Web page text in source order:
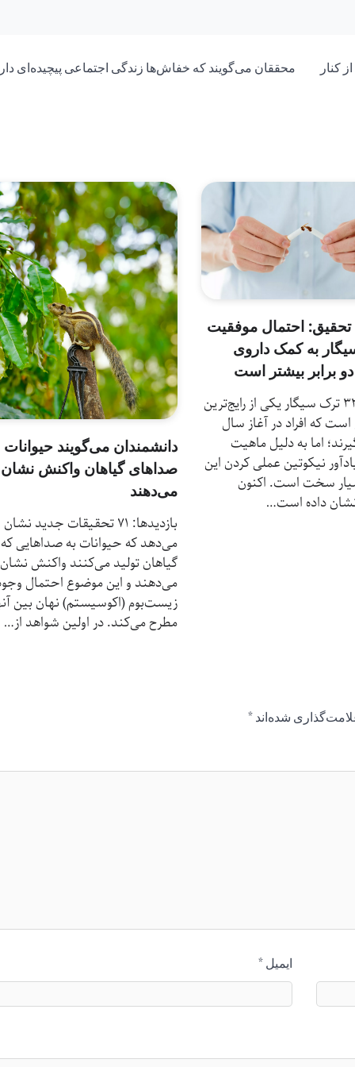
کنار محققان می‌گویند که خفاش‌ها زندگی اجتماعی پیچیده‌ای
تحقیق: احتمال موفقیت
به کمک داروی
برابر بیشتر است
بازدیدها: 33 ترک سیگار یکی از رایج‌ترین
که افراد در آغاز سال
اما به دلیل ماهیت
نیکوتین عملی کردن این
سخت است. اکنون
داده است…
دانشمندان می‌گویند حیوانات
صداهای گیاهان واکنش نشان
می‌دهند
بازدیدها: 71 تحقیقات جدید نشان
می‌دهد که حیوانات به صداهایی که
گیاهان تولید می‌کنند واکنش نشان
می‌دهند و این موضوع احتمال
زیست‌بوم (اکوسیستم) نهان بین
مطرح می‌کند. در اولین شواهد از…
شده‌اند *
ایمیل *